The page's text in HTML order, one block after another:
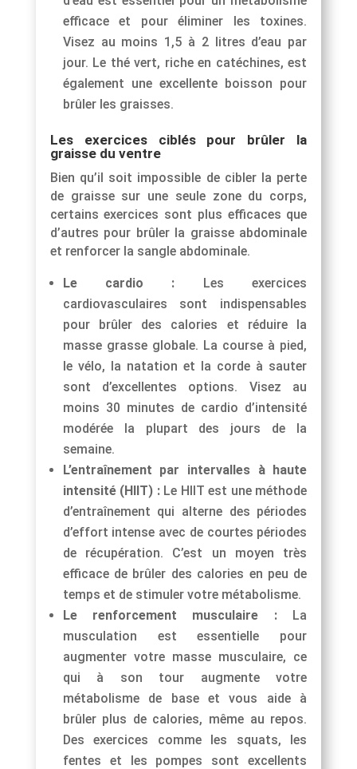
efficace et pour éliminer les toxines.
Visez au moins 1,5 à 2 litres d’eau par
jour. Le thé vert, riche en catéchines, est
également une excellente boisson pour
brûler les graisses.
Les exercices ciblés pour brûler la
graisse du ventre
Bien qu’il soit impossible de cibler la perte
de graisse sur une seule zone du corps,
certains exercices sont plus efficaces que
d’autres pour brûler la graisse abdominale
et renforcer la sangle abdominale.
Le cardio : Les exercices
cardiovasculaires sont indispensables
pour brûler des calories et réduire la
masse grasse globale. La course à pied,
le vélo, la natation et la corde à sauter
sont d’excellentes options. Visez au
moins 30 minutes de cardio d’intensité
modérée la plupart des jours de la
semaine.
L’entraînement par intervalles à haute
intensité (HIIT) :Le HIIT est une méthode
d’entraînement qui alterne des périodes
d’effort intense avec de courtes périodes
de récupération. C’est un moyen très
efficace de brûler des calories en peu de
temps et de stimuler votre métabolisme.
Le renforcement musculaire :La
musculation est essentielle pour
augmenter votre masse musculaire, ce
qui à son tour augmente votre
métabolisme de base et vous aide à
brûler plus de calories, même au repos.
Des exercices comme les squats, les
fentes et les pompes sont excellents